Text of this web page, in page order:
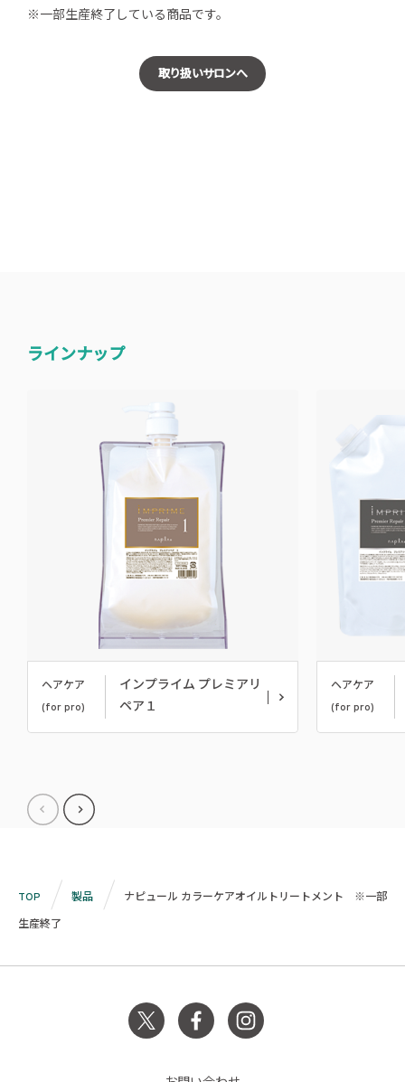
※一部生産終了している商品です。
取り扱いサロンへ
ラインナップ
ヘアケア
(for pro)
インプライム プレミアリ
ペア１
ヘアケア
(for pro)
TOP 製品
ナピュール カラーケアオイルトリートメント ※一部
生産終了